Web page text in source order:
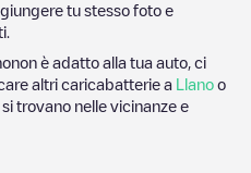
tu stesso foto e
non è adatto alla tua auto, ci
altri caricabatterie a Llano o
trovano nelle vicinanze e